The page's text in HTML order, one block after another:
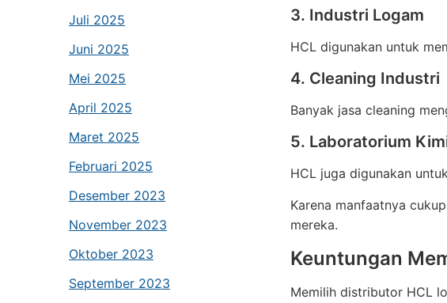
Juli 2025
Juni 2025
Mei 2025
April 2025
Maret 2025
Februari 2025
Desember 2023
November 2023
Oktober 2023
September 2023
3. Industri Logam
HCL digunakan untuk
4. Cleaning Industri
Banyak jasa cleaning
5. Laboratorium
HCL juga digunakan
Karena manfaatnya
mereka.
Keuntungan
Memilih distributor HCL